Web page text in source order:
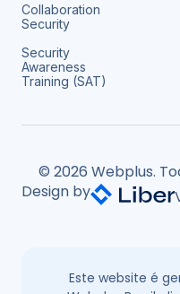
Collaboration
Security
Security
Awareness
Training (SAT)
© 2026 Webplus.
Design by
Este website é